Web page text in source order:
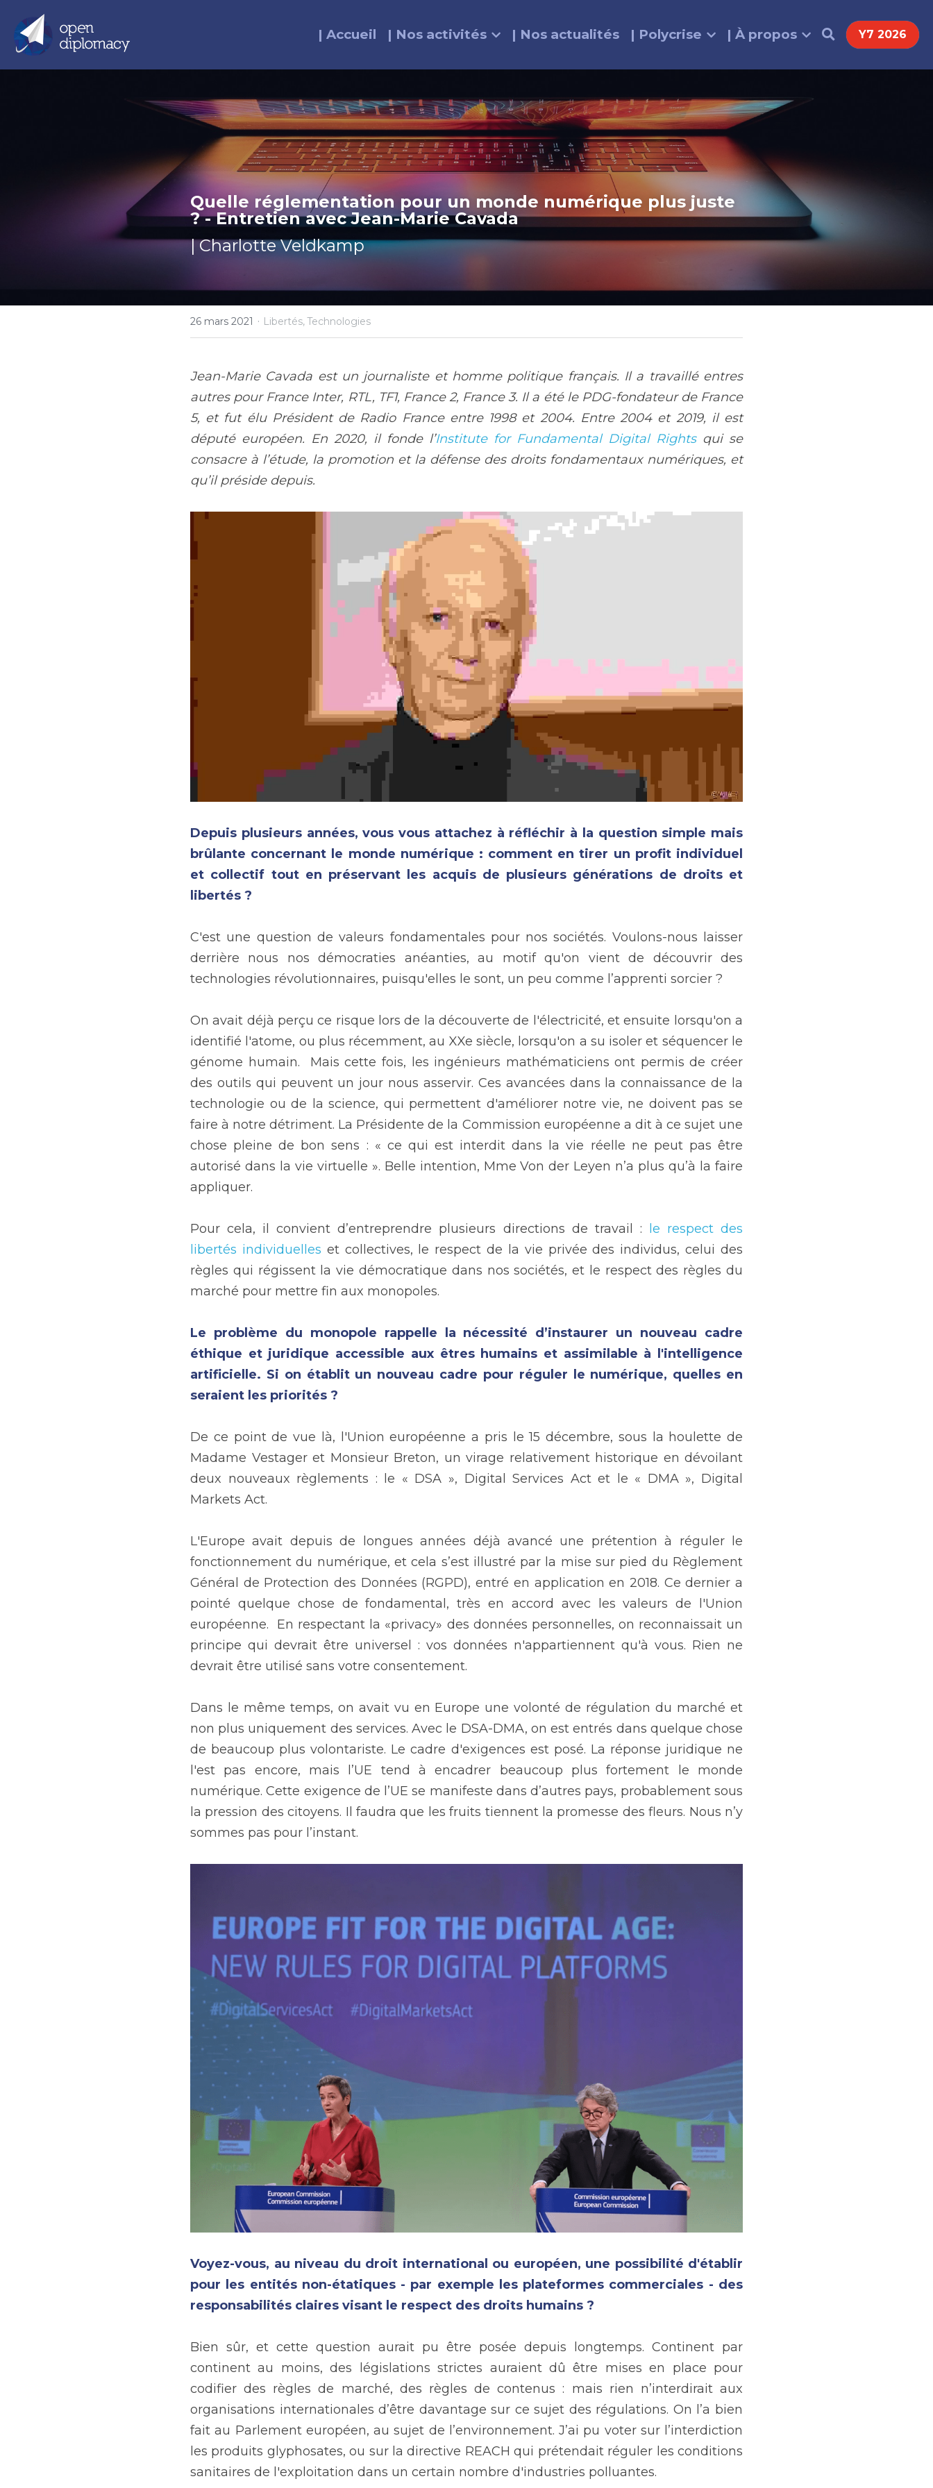
| Accueil | Nos activités | Nos actualités | Polycrise | À propos Y7 2026
Quelle réglementation pour un monde numérique plus juste
? - Entretien avec Jean-Marie Cavada
| Charlotte Veldkamp
26 mars 2021 · Libertés,Technologies
Jean-Marie Cavada est un journaliste et homme politique français. Il a travaillé entres
autres pour France Inter, RTL, TF1, France 2, France 3. Il a été le PDG-fondateur de France
5, et fut élu Président de Radio France entre 1998 et 2004. Entre 2004 et 2019, il est
député européen. En 2020, il fonde l’Institute for Fundamental Digital Rights qui se
consacre à l’étude, la promotion et la défense des droits fondamentaux numériques, et
qu’il préside depuis.
Depuis plusieurs années, vous vous attachez à réfléchir à la question simple mais
brûlante concernant le monde numérique : comment en tirer un profit individuel
et collectif tout en préservant les acquis de plusieurs générations de droits et
libertés ?
C'est une question de valeurs fondamentales pour nos sociétés. Voulons-nous laisser
derrière nous nos démocraties anéanties, au motif qu'on vient de découvrir des
technologies révolutionnaires, puisqu'elles le sont, un peu comme l’apprenti sorcier ?
On avait déjà perçu ce risque lors de la découverte de l'électricité, et ensuite lorsqu'on a
identifié l'atome, ou plus récemment, au XXe siècle, lorsqu'on a su isoler et séquencer le
génome humain.  Mais cette fois, les ingénieurs mathématiciens ont permis de créer
des outils qui peuvent un jour nous asservir. Ces avancées dans la connaissance de la
technologie ou de la science, qui permettent d'améliorer notre vie, ne doivent pas se
faire à notre détriment. La Présidente de la Commission européenne a dit à ce sujet une
chose pleine de bon sens : « ce qui est interdit dans la vie réelle ne peut pas être
autorisé dans la vie virtuelle ». Belle intention, Mme Von der Leyen n’a plus qu’à la faire
appliquer.
Pour cela, il convient d’entreprendre plusieurs directions de travail :
le respect des
libertés individuelles et collectives, le respect de la vie privée des individus, celui des
règles qui régissent la vie démocratique dans nos sociétés, et le respect des règles du
marché pour mettre fin aux monopoles.
Le problème du monopole rappelle la nécessité d’instaurer un nouveau cadre
éthique et juridique accessible aux êtres humains et assimilable à l'intelligence
artificielle. Si on établit un nouveau cadre pour réguler le numérique, quelles en
seraient les priorités ?
De ce point de vue là, l'Union européenne a pris le 15 décembre, sous la houlette de
Madame Vestager et Monsieur Breton, un virage relativement historique en dévoilant
deux nouveaux règlements : le « DSA », Digital Services Act et le « DMA », Digital
Markets Act.
L'Europe avait depuis de longues années déjà avancé une prétention à réguler le
fonctionnement du numérique, et cela s’est illustré par la mise sur pied du Règlement
Général de Protection des Données (RGPD), entré en application en 2018. Ce dernier a
pointé quelque chose de fondamental, très en accord avec les valeurs de l'Union
européenne.  En respectant la «privacy» des données personnelles, on reconnaissait un
principe qui devrait être universel : vos données n'appartiennent qu'à vous. Rien ne
devrait être utilisé sans votre consentement.
Dans le même temps, on avait vu en Europe une volonté de régulation du marché et
non plus uniquement des services. Avec le DSA-DMA, on est entrés dans quelque chose
de beaucoup plus volontariste. Le cadre d'exigences est posé. La réponse juridique ne
l'est pas encore, mais l’UE tend à encadrer beaucoup plus fortement le monde
numérique. Cette exigence de l’UE se manifeste dans d’autres pays, probablement sous
la pression des citoyens. Il faudra que les fruits tiennent la promesse des fleurs. Nous n’y
sommes pas pour l’instant.
Voyez-vous, au niveau du droit international ou européen, une possibilité d'établir
pour les entités non-étatiques - par exemple les plateformes commerciales - des
responsabilités claires visant le respect des droits humains ?
Bien sûr, et cette question aurait pu être posée depuis longtemps. Continent par
continent au moins, des législations strictes auraient dû être mises en place pour
codifier des règles de marché, des règles de contenus : mais rien n’interdirait aux
organisations internationales d’être davantage sur ce sujet des régulations. On l’a bien
fait au Parlement européen, au sujet de l’environnement. J’ai pu voter sur l’interdiction
les produits glyphosates, ou sur la directive REACH qui prétendait réguler les conditions
sanitaires de l'exploitation dans un certain nombre d'industries polluantes.